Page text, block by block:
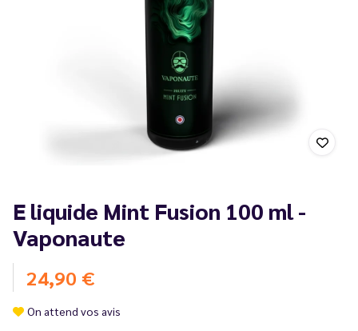
E liquide Mint Fusion 100 ml -
Vaponaute
24,90 €
On attend vos avis